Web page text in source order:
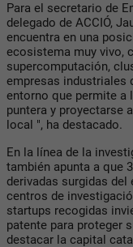
Para el secretario de
delegado de ACCIÓ,
encuentra en una
ecosistema muy vivo,
supercomputación,
empresas industriales
entorno que permite a
puntera y proyectarse
local ", ha destacado.
En la línea de la
también apunta a que
derivadas surgidas
centros de
startups recogidas
patente para proteger
destacar la capital